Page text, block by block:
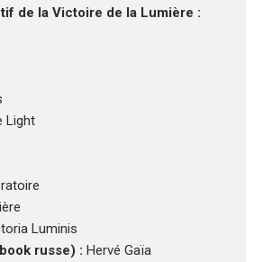
de la Victoire de la Lumière :
Light
Luminis
russe) : Hervé Gaïa